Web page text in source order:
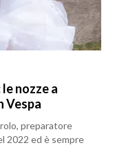
nozze a
Vespa
preparatore
2022 ed è sempre